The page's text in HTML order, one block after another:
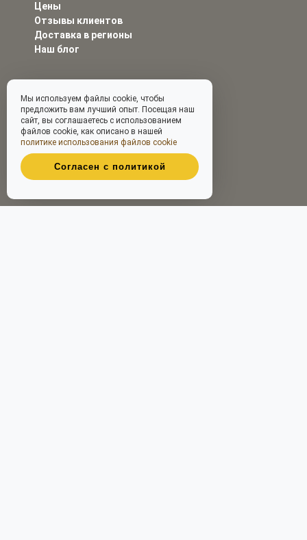
Цены
Отзывы клиентов
Доставка в регионы
Наш блог
Мы используем файлы cookie, чтобы
предложить вам лучший опыт. Посещая наш
сайт, вы соглашаетесь с использованием
файлов cookie, как описано в нашей
политике использования файлов cookie
Согласен с политикой